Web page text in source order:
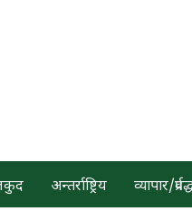
अन्तर्राष्ट्रिय व्यापार/